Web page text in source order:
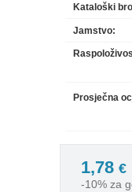
Kataloški
Jamstvo:
Prosječna
1,78 €
-10% za